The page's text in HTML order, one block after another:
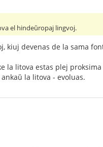
el hindeŭropaj lingvoj.
kiuj devenas de la sama
la litova estas plej
la litova - evoluas.